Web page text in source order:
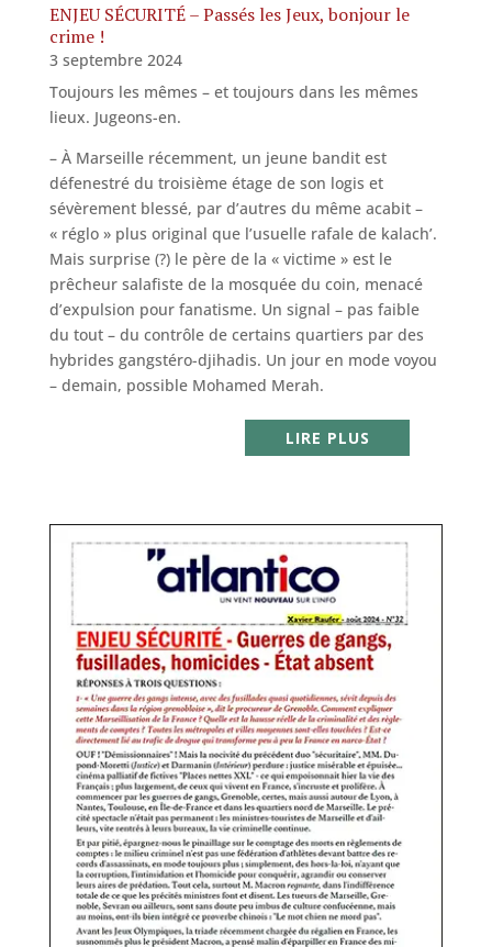
ENJEU SÉCURITÉ – Passés les Jeux, bonjour le
crime !
3 septembre 2024
Toujours les mêmes – et toujours dans les mêmes
lieux. Jugeons-en.
– À Marseille récemment, un jeune bandit est
défenestré du troisième étage de son logis et
sévèrement blessé, par d’autres du même acabit –
« réglo » plus original que l’usuelle rafale de kalach’.
Mais surprise (?) le père de la « victime » est le
prêcheur salafiste de la mosquée du coin, menacé
d’expulsion pour fanatisme. Un signal – pas faible
du tout – du contrôle de certains quartiers par des
hybrides gangstéro-djihadis. Un jour en mode voyou
– demain, possible Mohamed Merah.
LIRE PLUS